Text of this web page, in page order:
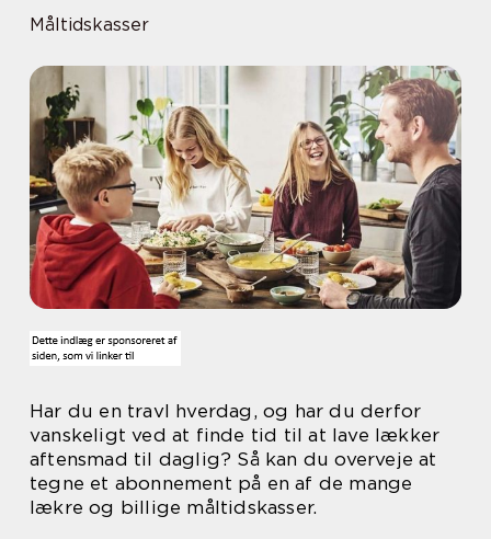
Måltidskasser
Har du en travl hverdag, og har du derfor
vanskeligt ved at finde tid til at lave lækker
aftensmad til daglig? Så kan du overveje at
tegne et abonnement på en af de mange
lækre og billige måltidskasser.